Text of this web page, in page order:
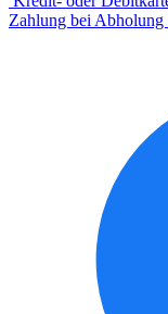
Zahlung bei